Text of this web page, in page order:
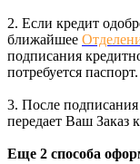
2. Если кредит
ближайшее
подписания
потребуется паспорт.
3. После
передает Ваш Заказ
Еще 2 способа